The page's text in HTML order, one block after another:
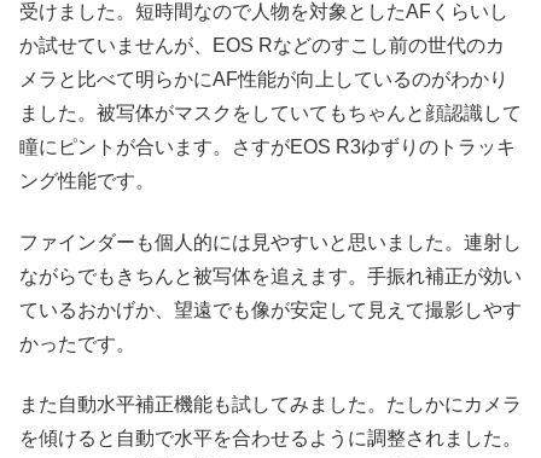
受けました。短時間なので人物を対象としたAFくらいし
か試せていませんが、EOS Rなどのすこし前の世代のカ
メラと比べて明らかにAF性能が向上しているのがわかり
ました。被写体がマスクをしていてもちゃんと顔認識して
瞳にピントが合います。さすがEOS R3ゆずりのトラッキ
ング性能です。
ファインダーも個人的には見やすいと思いました。連射し
ながらでもきちんと被写体を追えます。手振れ補正が効い
ているおかげか、望遠でも像が安定して見えて撮影しやす
かったです。
また自動水平補正機能も試してみました。たしかにカメラ
を傾けると自動で水平を合わせるように調整されました。